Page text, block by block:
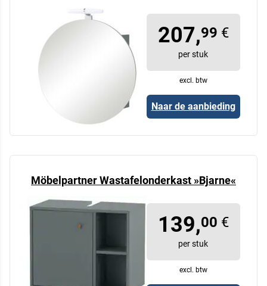
207,99 €
per stuk
excl. btw
Naar de aanbieding
Möbelpartner Wastafelonderkast »Bjarne«
139,00 €
per stuk
excl. btw